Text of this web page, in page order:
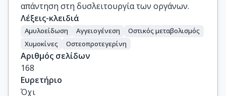
απάντηση στη δυσλειτουργία των οργάνων.
Λέξεις-κλειδιά
Αμυλοείδωση Αγγειογένεση
Οστικός μεταβολισμός
Χυμοκίνες
Οστεοπροτεγερίνη
Αριθμός σελίδων
168
Ευρετήριο
Όχι